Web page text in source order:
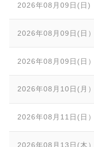
2026年08月09日(日)
2026年08月09日(日）
2026年08月09日(日）
2026年08月10日(月）
2026年08月11日(日）
2026年08月13日(木）